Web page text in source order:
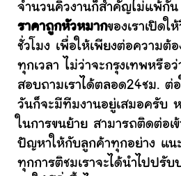
จำนวนคิวงานก็สำคัญไม่แพ้กั
ราคาถูกหัวหมากของเราเปิด
ชั่วโมง เพื่อให้เพียงต่อความต้
ทุกเวลา ไม่ว่าจะกรุงเทพหรือ
สอบถามเราได้ตลอด24ชม. ต่
วันก็จะมีทีมงานอยู่เสมอครับ
ในการขนย้าย สามารถติดต่อเ
ปัญหาให้กับลูกค้าทุกอย่าง แน
ทุกการติชมเราจะได้นำไปปรับ